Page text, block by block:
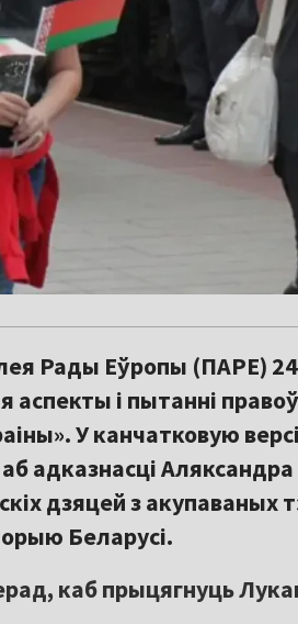
Рады Еўропы (ПАРЕ)
і пытанні
У канчатковую
адказнасці
дзяцей з акупаваных
Беларусі.
каб прыцягнуць